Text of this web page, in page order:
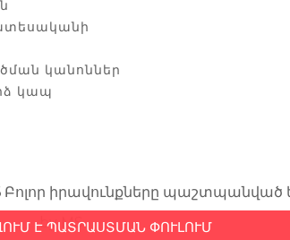
կանոններ
կապ
Բոլոր իրավունքները պաշտպանված
by MS
Է ՊԱՏՐԱՍՏՄԱՆ ՓՈՒԼՈՒՄ